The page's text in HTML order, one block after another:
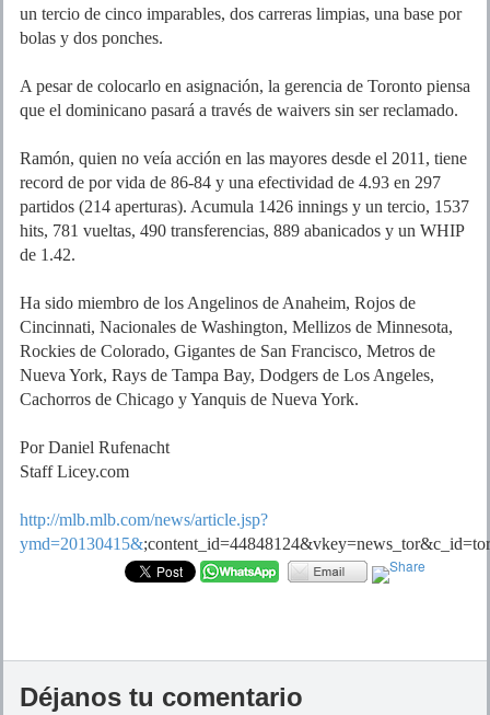
un tercio de cinco imparables, dos carreras limpias, una base por
bolas y dos ponches.
A pesar de colocarlo en asignación, la gerencia de Toronto piensa
que el dominicano pasará a través de waivers sin ser reclamado.
Ramón, quien no veía acción en las mayores desde el 2011, tiene
record de por vida de 86-84 y una efectividad de 4.93 en 297
partidos (214 aperturas). Acumula 1426 innings y un tercio, 1537
hits, 781 vueltas, 490 transferencias, 889 abanicados y un WHIP
de 1.42.
Ha sido miembro de los Angelinos de Anaheim, Rojos de
Cincinnati, Nacionales de Washington, Mellizos de Minnesota,
Rockies de Colorado, Gigantes de San Francisco, Metros de
Nueva York, Rays de Tampa Bay, Dodgers de Los Angeles,
Cachorros de Chicago y Yanquis de Nueva York.
Por Daniel Rufenacht
Staff Licey.com
http://mlb.mlb.com/news/article.jsp?
ymd=20130415&;content_id=44848124&vkey=news_tor&c_id=tor
Déjanos tu comentario